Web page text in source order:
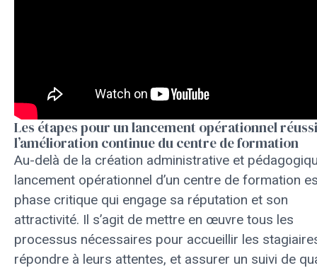
Les étapes pour un lancement opérationnel
l’amélioration continue du centre de formation
Au-delà de la création administrative et
lancement opérationnel d’un centre de formation
phase critique qui engage sa réputation et son
attractivité. Il s’agit de mettre en œuvre tous les
processus nécessaires pour accueillir les
répondre à leurs attentes, et assurer un suivi de